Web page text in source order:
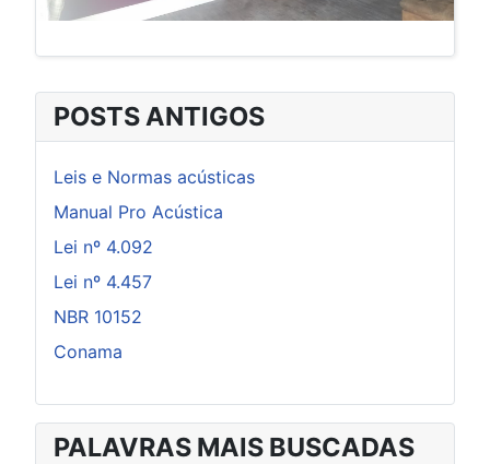
POSTS ANTIGOS
Leis e Normas acústicas
Manual Pro Acústica
Lei nº 4.092
Lei nº 4.457
NBR 10152
Conama
PALAVRAS MAIS BUSCADAS